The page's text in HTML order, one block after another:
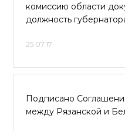
комиссию области
должность
25.07.17
Подписано
между Рязанской и